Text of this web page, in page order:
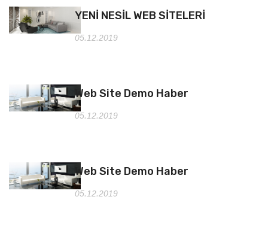
YENİ NESİL WEB SİTELERİ
05.12.2019
Web Site Demo Haber
05.12.2019
Web Site Demo Haber
05.12.2019